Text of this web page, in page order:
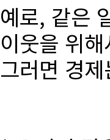
예로, 같은
이웃을 위
그러면 경